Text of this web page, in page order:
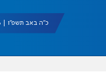
כ"ה באב תשפ"ו | 08/08/2026